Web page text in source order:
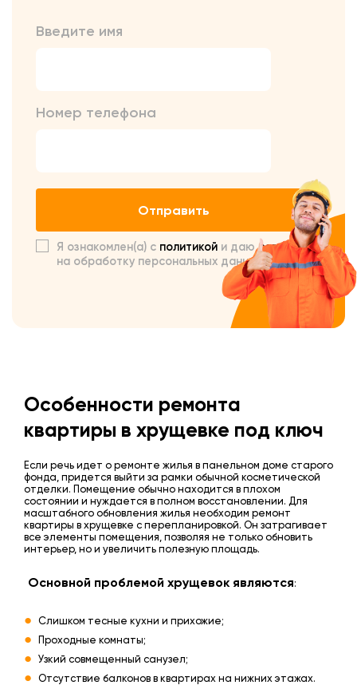
Введите имя
Номер телефона
Отправить
Я ознакомлен(а) с политикой и даюсогласие
на обработку персональных данных
Особенности ремонта
квартиры в хрущевке под ключ
Если речь идет о ремонте жилья в панельном доме старого
фонда, придется выйти за рамки обычной косметической
отделки. Помещение обычно находится в плохом
состоянии и нуждается в полном восстановлении. Для
масштабного обновления жилья необходим ремонт
квартиры в хрущевке с перепланировкой. Он затрагивает
все элементы помещения, позволяя не только обновить
интерьер, но и увеличить полезную площадь.
Основной проблемой хрущевок являются:
Слишком тесные кухни и прихожие;
Проходные комнаты;
Узкий совмещенный санузел;
Отсутствие балконов в квартирах на нижних этажах.